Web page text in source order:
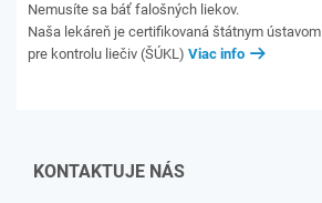
Nemusíte sa báť falošných liekov.
Naša lekáreň je certifikovaná štátnym ústavom
pre kontrolu liečiv (ŠÚKL) Viac info
KONTAKTUJE NÁS